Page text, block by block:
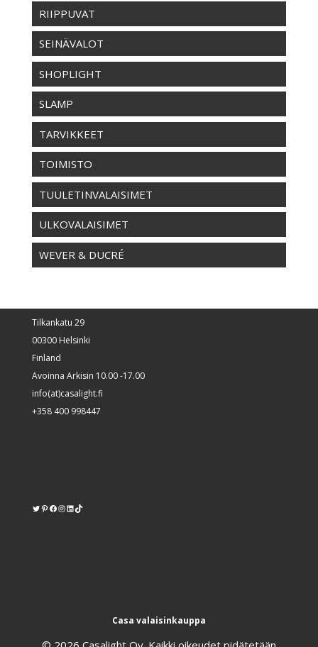
RIIPPUVAT
SEINÄVALOT
SHOPLIGHT
SLAMP
TARVIKKEET
TOIMISTO
TUULETINVALAISIMET
ULKOVALAISIMET
WEVER & DUCRÉ
Tilkankatu 29
00300 Helsinki
Finland
Avoinna Arkisin 10.00 -17.00
info(at)casalight.fi
+358 400 998447
Twitter
Pinterest
https://www.facebook.com/kodinvalaisin/
Instagram
LinkedIn
TikTok
Casa valaisinkauppa